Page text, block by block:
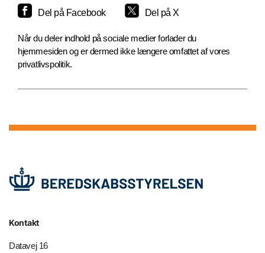
Del på Facebook Del på X
Når du deler indhold på sociale medier forlader du
hjemmesiden og er dermed ikke længere omfattet af vores
privatlivspolitik.
Kontakt
Datavej 16